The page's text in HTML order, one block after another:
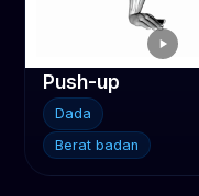
Push-up
Dada
Berat badan